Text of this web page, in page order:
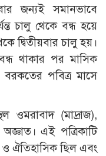
জন্যই সমানভাবে
চালু থেকে বন্ধ হয়ে
দ্বিতীয়বার চালু হয়।
থাকার পর মাসিক
পবিত্র মাসে
ওমরাবাদ (মাদ্রাজ),
এই পত্রিকাটি
ও ঐতিহাসিক ছিল এবং